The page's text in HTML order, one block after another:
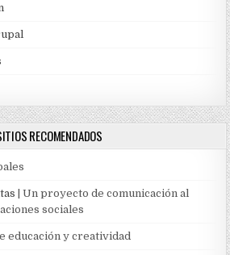
RECOMENDADOS
| Un proyecto de comunicación al
sociales
educación y creatividad